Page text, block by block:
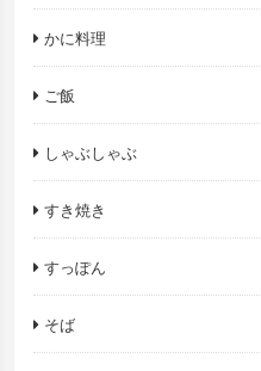
かに料理
ご飯
しゃぶしゃぶ
すき焼き
すっぽん
そば